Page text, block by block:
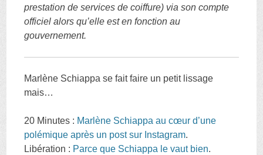
prestation de services de coiffure) via son compte
officiel alors qu’elle est en fonction au
gouvernement.
Marlène Schiappa se fait faire un petit lissage
mais…
20 Minutes : Marlène Schiappa au cœur d’une
polémique après un post sur Instagram.
Libération : Parce que Schiappa le vaut bien.